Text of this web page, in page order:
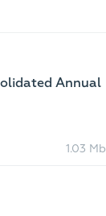
Annual
1.03 Mb